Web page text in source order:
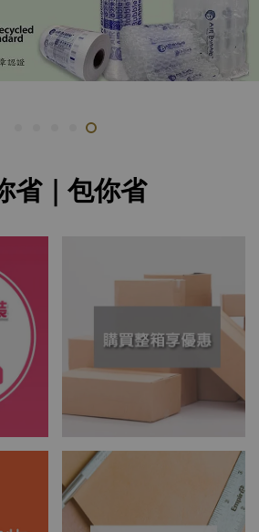
省｜包你省